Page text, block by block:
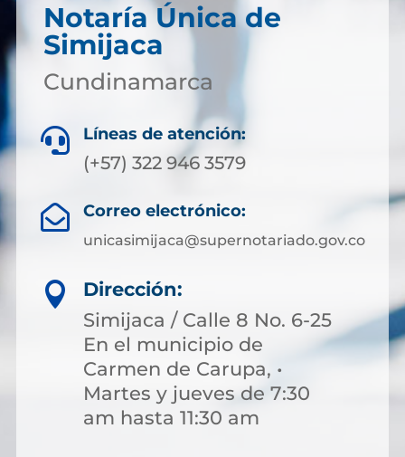
Notaría Única de
Simijaca
Cundinamarca
 Líneas de atención:
(+57) 322 946 3579
 Correo electrónico:
unicasimijaca@supernotariado.gov.co

Dirección:
Simijaca / Calle 8 No. 6-25
En el municipio de
Carmen de Carupa, •
Martes y jueves de 7:30
am hasta 11:30 am